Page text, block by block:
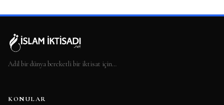
Adil bir dünya bereketli bir iktisat için…
KONULAR